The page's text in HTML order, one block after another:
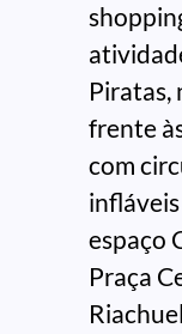
Piratas,
frente
com
espaço
Praça